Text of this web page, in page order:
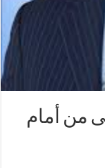
من أمام